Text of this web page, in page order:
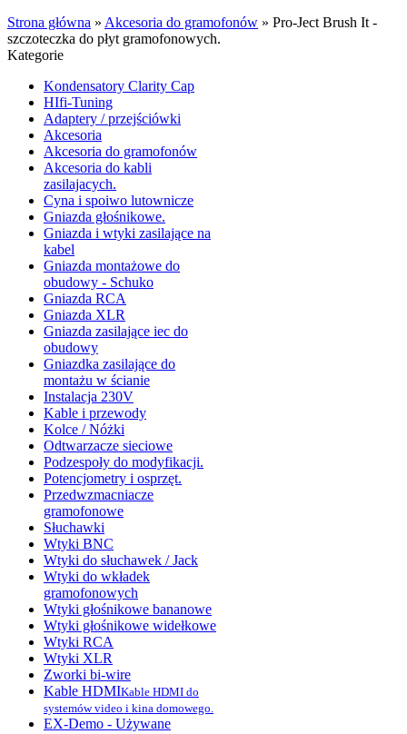
Strona główna » Akcesoria do gramofonów » Pro-Ject Brush It -
szczoteczka do płyt gramofonowych.
Kategorie
Kondensatory Clarity Cap
HIfi-Tuning
Adaptery / przejściówki
Akcesoria
Akcesoria do gramofonów
Akcesoria do kabli
zasilajacych.
Cyna i spoiwo lutownicze
Gniazda głośnikowe.
Gniazda i wtyki zasilające na
kabel
Gniazda montażowe do
obudowy - Schuko
Gniazda RCA
Gniazda XLR
Gniazda zasilające iec do
obudowy
Gniazdka zasilające do
montażu w ścianie
Instalacja 230V
Kable i przewody
Kolce / Nóżki
Odtwarzacze sieciowe
Podzespoły do modyfikacji.
Potencjometry i osprzęt.
Przedwzmacniacze
gramofonowe
Słuchawki
Wtyki BNC
Wtyki do słuchawek / Jack
Wtyki do wkładek
gramofonowych
Wtyki głośnikowe bananowe
Wtyki głośnikowe widełkowe
Wtyki RCA
Wtyki XLR
Zworki bi-wire
Kable HDMIKable HDMI do
systemów video i kina domowego.
EX-Demo - Używane